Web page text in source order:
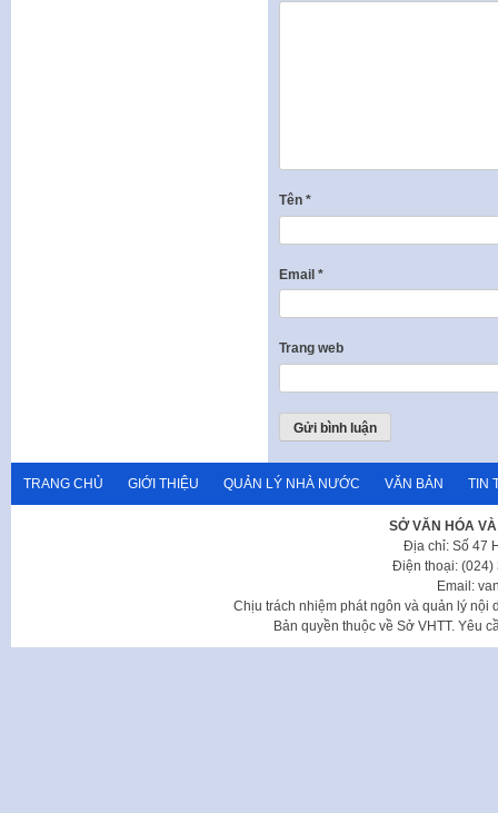
Tên *
Email *
Trang web
TRANG CHỦ GIỚI THIỆU QUẢN LÝ NHÀ NƯỚC VĂN BẢN TIN
SỞ VĂN HÓA
Địa chỉ: Số 47
Điện thoại: (024)
Email:
Chịu trách nhiệm phát ngôn và quản lý nội
Bản quyền thuộc về Sở VHTT. Yêu